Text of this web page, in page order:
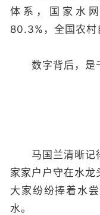
体系，国家水
80.3%，全国农村
数字背后，是千
润
马国兰清晰记得
家家户户守在水龙
大家纷纷捧着水
水。